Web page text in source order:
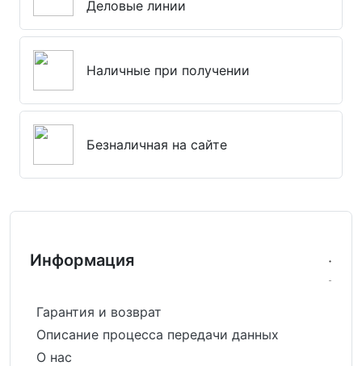
Деловые линии
Наличные при получении
Безналичная на сайте
Информация
Гарантия и возврат
Описание процесса передачи данных
О нас